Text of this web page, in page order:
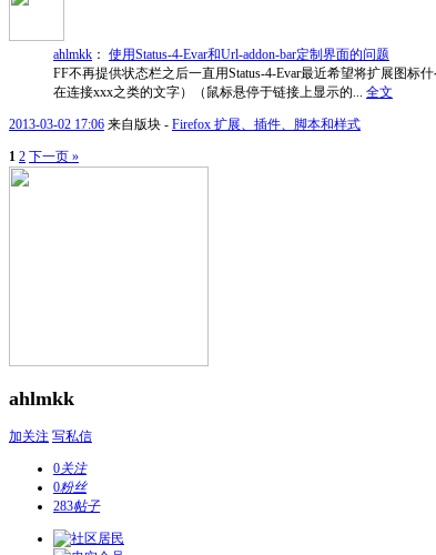
ahlmkk ： 使用Status-4-Evar和Url-addon-bar定制界面的问题
FF不再提供状态栏之后一直用Status-4-Evar最近希望将扩展图
在连接xxx之类的文字）（鼠标悬停于链接上显示的... 全文
2013-03-02 17:06 来自版块 - Firefox 扩展、插件、脚本和样式
1 2 下一页 »
ahlmkk
加关注 写私信
0关注
0粉丝
283帖子